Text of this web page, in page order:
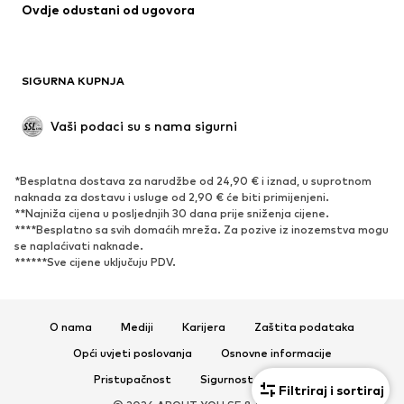
Filtriraj i sortiraj
Kaputi
Posebne prigode
Ekskluzivno
OBUĆA
Novo
Popularno
Tenisice
Sportska obuća
Balerinke
Papuče
Ovdje odustani od ugovora
SIGURNA KUPNJA
Vaši podaci su s nama sigurni
*Besplatna dostava za narudžbe od 24,90 € i iznad, u suprotnom
naknada za dostavu i usluge od 2,90 € će biti primijenjeni.
**Najniža cijena u posljednjih 30 dana prije sniženja cijene.
****Besplatno sa svih domaćih mreža. Za pozive iz inozemstva mogu
se naplaćivati ​​naknade.
******Sve cijene uključuju PDV.
O nama Mediji Karijera
Zaštita podataka
Opći uvjeti poslovanja
Osnovne informacije
Pristupačnost
Sigurnost proizvoda